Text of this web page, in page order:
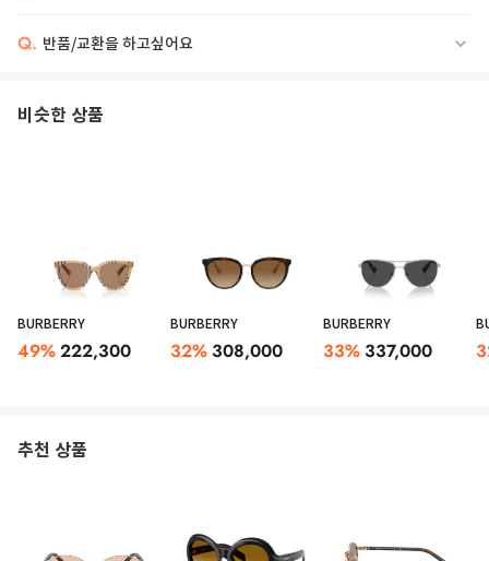
Q. 반품/교환을 하고싶어요
비슷한 상품
BURBERRY
49%222,300
BURBERRY
32% 308,000
BURBERRY
33% 337,000
추천 상품